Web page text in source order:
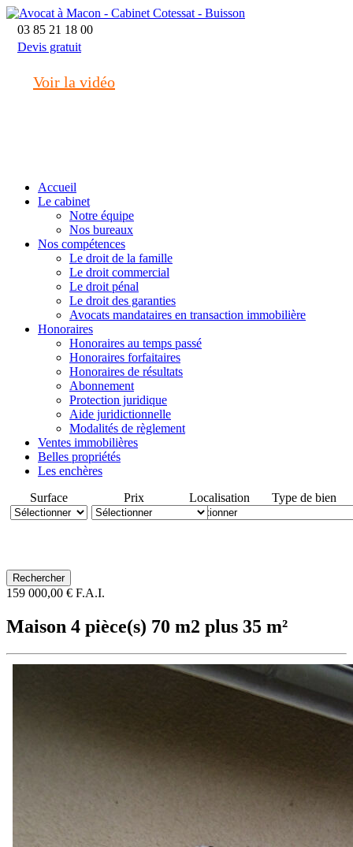
03 85 21 18 00
Devis gratuit
Voir la vidéo
Accueil
Le cabinet
Notre équipe
Nos bureaux
Nos compétences
Le droit de la famille
Le droit commercial
Le droit pénal
Le droit des garanties
Avocats mandataires en transaction immobilière
Honoraires
Honoraires au temps passé
Honoraires forfaitaires
Honoraires de résultats
Abonnement
Protection juridique
Aide juridictionnelle
Modalités de règlement
Ventes immobilières
Belles propriétés
Les enchères
Type de bien
Localisation
Prix
Surface
159 000,00 € F.A.I.
Maison 4 pièce(s) 70 m2 plus 35 m²